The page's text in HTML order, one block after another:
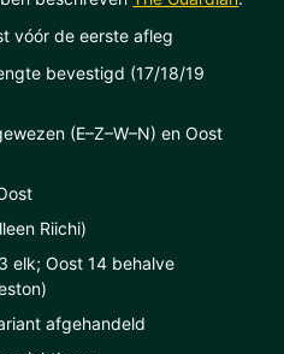
vóór de eerste afleg
bevestigd (17/18/19
(E–Z–W–N) en Oost
Riichi)
elk; Oost 14 behalve
afgehandeld